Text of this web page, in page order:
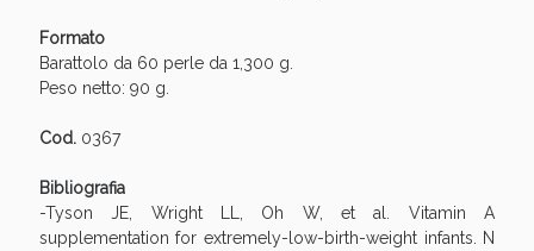
Formato
Barattolo da 60 perle da 1,300 g.
Peso netto: 90 g.
Cod.0367
Bibliografia
-Tyson JE, Wright LL, Oh W, et al. Vitamin A
supplementation for extremely-low-birth-weight infants. N